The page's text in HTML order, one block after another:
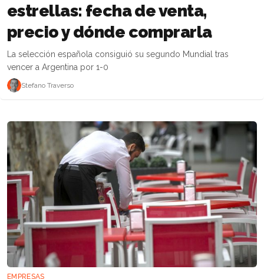
estrellas: fecha de venta,
precio y dónde comprarla
La selección española consiguió su segundo Mundial tras
vencer a Argentina por 1-0
Stefano Traverso
EMPRESAS